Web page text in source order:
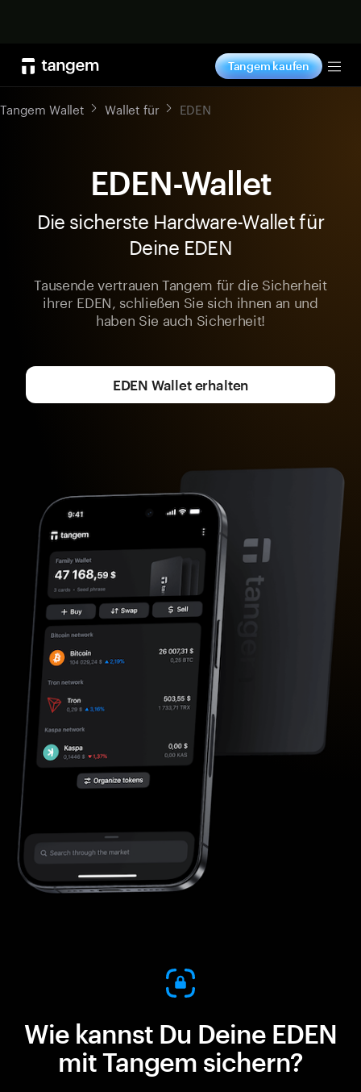
Tangem kaufen
Tangem Wallet Wallet für EDEN
EDEN-Wallet
Die sicherste Hardware-Wallet für
Deine EDEN
Tausende vertrauen Tangem für die Sicherheit
ihrer EDEN, schließen Sie sich ihnen an und
haben Sie auch Sicherheit!
EDEN Wallet erhalten
Wie kannst Du Deine EDEN
mit Tangem sichern?